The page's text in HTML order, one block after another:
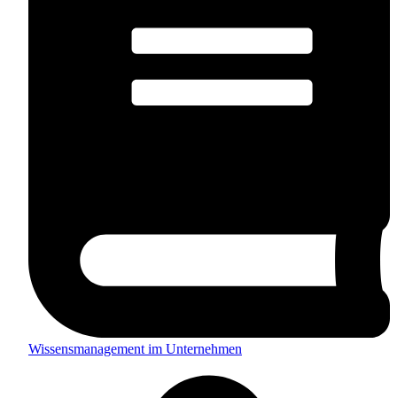
Wissensmanagement im Unternehmen